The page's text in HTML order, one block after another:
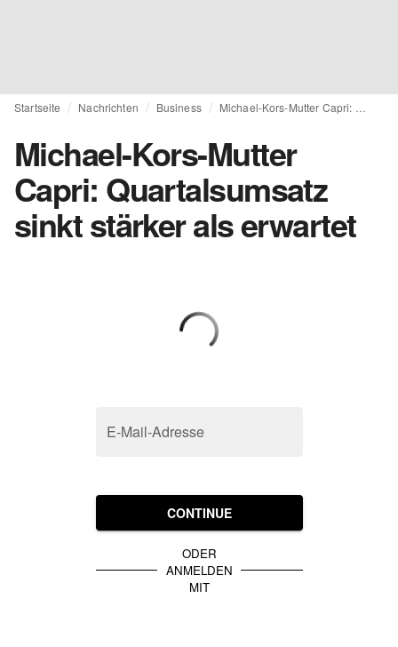
Startseite Nachrichten Business
Michael-Kors-Mutter
Capri: Quartalsumsatz
sinkt stärker als erwartet
E-Mail-Adresse
CONTINUE
ODER
ANMELDEN
MIT